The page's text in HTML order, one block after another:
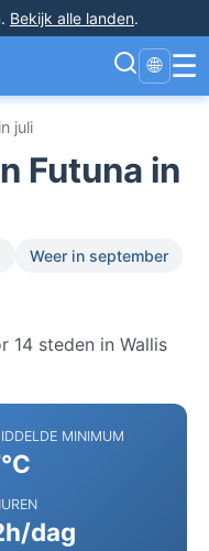
. Bekijk alle landen.
🌐 ☰
juli
Futuna in
Weer in september
14 steden in Wallis
MINIMUM
dag